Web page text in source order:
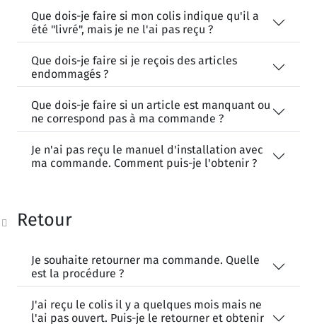
Que dois-je faire si mon colis indique qu'il a
été "livré", mais je ne l'ai pas reçu ?
Que dois-je faire si je reçois des articles
endommagés ?
Que dois-je faire si un article est manquant ou
ne correspond pas à ma commande ?
Je n'ai pas reçu le manuel d'installation avec
ma commande. Comment puis-je l'obtenir ?
Retour
Je souhaite retourner ma commande. Quelle
est la procédure ?
J'ai reçu le colis il y a quelques mois mais ne
l'ai pas ouvert. Puis-je le retourner et obtenir